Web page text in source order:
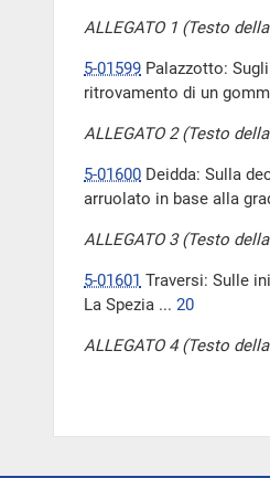
ALLEGATO 1 (Testo
5-01599 Palazzotto:
ritrovamento di un
ALLEGATO 2 (Testo
5-01600 Deidda: Sulla
arruolato in base alla
ALLEGATO 3 (Testo
5-01601 Traversi: Sulle
La Spezia ... 20
ALLEGATO 4 (Testo